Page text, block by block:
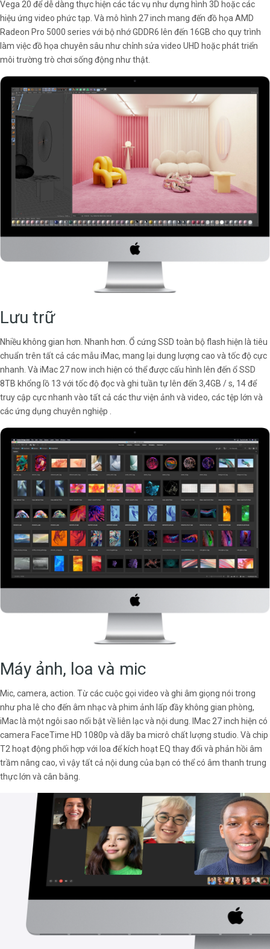
Vega 20 để dễ dàng thực hiện các tác vụ như dựng hình 3D hoặc các
hiệu ứng video phức tạp. Và mô hình 27 inch mang đến đồ họa AMD
Radeon Pro 5000 series với bộ nhớ GDDR6 lên đến 16GB cho quy trình
làm việc đồ họa chuyên sâu như chỉnh sửa video UHD hoặc phát triển
môi trường trò chơi sống động như thật.
Lưu trữ
Nhiều không gian hơn. Nhanh hơn. Ổ cứng SSD toàn bộ flash hiện là tiêu
chuẩn trên tất cả các mẫu iMac, mang lại dung lượng cao và tốc độ cực
nhanh. Và iMac 27 now inch hiện có thể được cấu hình lên đến ổ SSD
8TB khổng lồ 13 với tốc độ đọc và ghi tuần tự lên đến 3,4GB / s, 14 để
truy cập cực nhanh vào tất cả các thư viện ảnh và video, các tệp lớn và
các ứng dụng chuyên nghiệp .
Máy ảnh, loa và mic
Mic, camera, action. Từ các cuộc gọi video và ghi âm giọng nói trong
như pha lê cho đến âm nhạc và phim ảnh lấp đầy không gian phòng,
iMac là một ngôi sao nổi bật về liên lạc và nội dung. IMac 27 inch hiện có
camera FaceTime HD 1080p và dãy ba micrô chất lượng studio. Và chip
T2 hoạt động phối hợp với loa để kích hoạt EQ thay đổi và phản hồi âm
trầm nâng cao, vì vậy tất cả nội dung của bạn có thể có âm thanh trung
thực lớn và cân bằng.